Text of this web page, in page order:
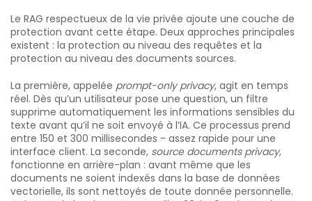
Le RAG respectueux de la vie privée ajoute une couche de
protection avant cette étape. Deux approches principales
existent : la protection au niveau des requêtes et la
protection au niveau des documents sources.
La première, appelée prompt-only privacy, agit en temps
réel. Dès qu’un utilisateur pose une question, un filtre
supprime automatiquement les informations sensibles du
texte avant qu’il ne soit envoyé à l’IA. Ce processus prend
entre 150 et 300 millisecondes - assez rapide pour une
interface client. La seconde, source documents privacy,
fonctionne en arrière-plan : avant même que les
documents ne soient indexés dans la base de données
vectorielle, ils sont nettoyés de toute donnée personnelle.